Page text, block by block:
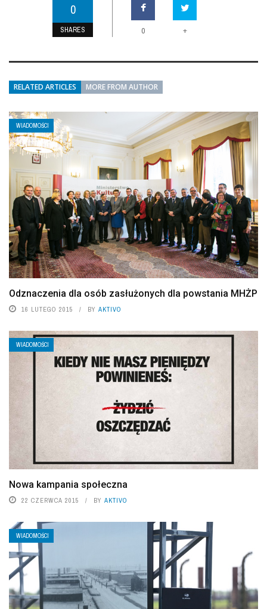
0
SHARES 0 +
RELATED ARTICLES MORE FROM AUTHOR
WIADOMOŚCI
Odznaczenia dla osób zasłużonych dla powstania MHŻP
16 LUTEGO 2015 BY AKTIVO
WIADOMOŚCI
Nowa kampania społeczna
22 CZERWCA 2015 BY AKTIVO
WIADOMOŚCI